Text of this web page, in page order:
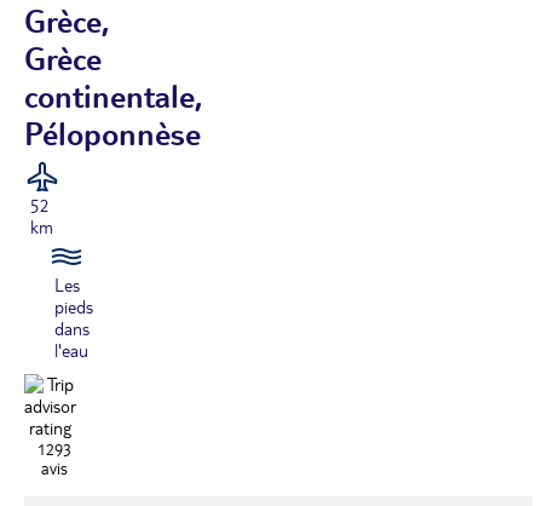
Grèce,
Grèce
continentale,
Péloponnèse
52
km
Les
pieds
dans
l'eau
1293
avis